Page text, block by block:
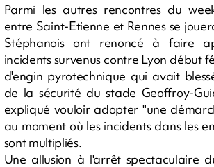
Parmi les autres rencontres du
entre Saint-Etienne et Rennes se
Stéphanois ont renoncé à faire
incidents survenus contre Lyon début
d'engin pyrotechnique qui avait
de la sécurité du stade Geoffroy-
expliqué vouloir adopter "une
au moment où les incidents dans les
sont multipliés.
Une allusion à l'arrêt spectaculaire